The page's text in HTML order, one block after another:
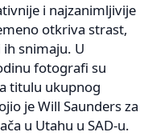
i najzanimljivije
otkriva strast,
snimaju. U
fotografi su
titulu ukupnog
je Will Saunders za
u Utahu u SAD-u.